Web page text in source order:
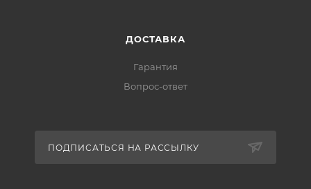
ДОСТАВКА
Гарантия
Вопрос-ответ
ПОДПИСАТЬСЯ НА РАССЫЛКУ